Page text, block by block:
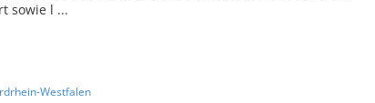
sowie l ...
Westfalen